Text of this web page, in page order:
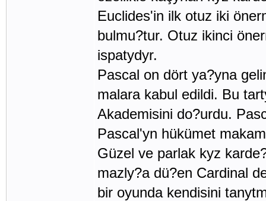
Euclides'in ilk otuz iki
bulmu?tur. Otuz ikinci
ispatydyr.
Pascal on dört ya?yna
malara kabul edildi. Bu
Akademisini do?urdu.
Pascal'yn hükümet
Güzel ve parlak kyz
mazly?a dü?en Cardinal
bir oyunda kendisini